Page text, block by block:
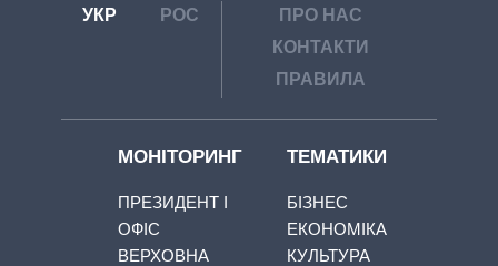
УКР РОС
ПРО НАС
КОНТАКТИ
ПРАВИЛА
МОНІТОРИНГ
ПРЕЗИДЕНТ І
ОФІС
ВЕРХОВНА
ТЕМАТИКИ
БІЗНЕС
ЕКОНОМІКА
КУЛЬТУРА